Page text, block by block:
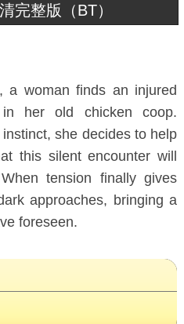
完整版（BT）
a woman finds an injured
her old chicken coop.
she decides to help
this silent encounter will
tension finally gives
approaches, bringing a
foreseen.